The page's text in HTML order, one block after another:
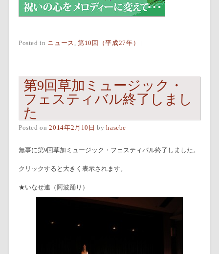
Posted in ニュース ,第10回（平成27年）
第9回草加ミュージック・
フェスティバル終了しまし
た
Posted on2014年2月10日 byhasebe
無事に第9回草加ミュージック・フェスティバル終了しました。
クリックすると大きく表示されます。
★いなせ連（阿波踊り）